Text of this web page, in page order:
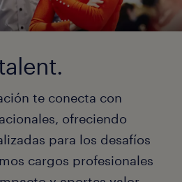
te conecta con
ofreciendo
para los desafíos
cargos profesionales